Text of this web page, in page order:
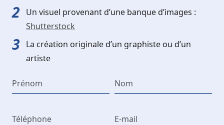
Un visuel provenant d’une banque d’images :
Shutterstock
La création originale d’un graphiste ou d’un
artiste